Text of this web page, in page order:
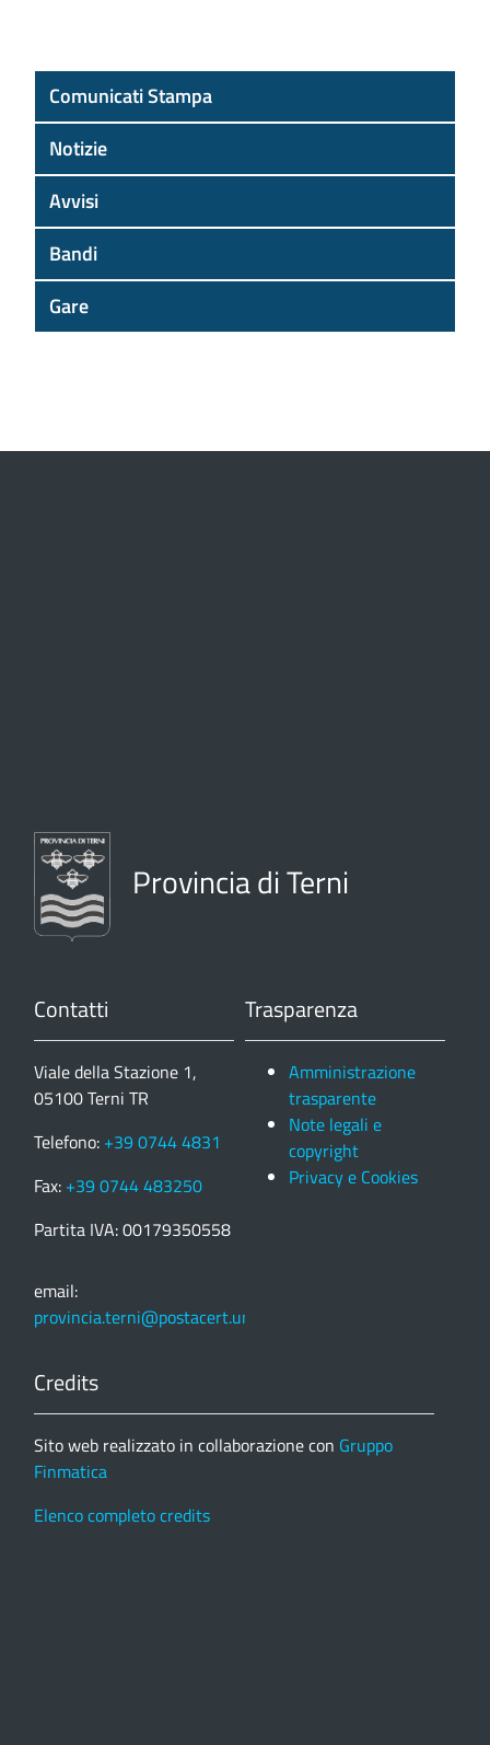
Comunicati Stampa
Notizie
Avvisi
Bandi
Gare
Provincia di Terni
Contatti
Viale della Stazione 1,
05100 Terni TR
Telefono: +39 0744 4831
Fax: +39 0744 483250
Partita IVA: 00179350558
email:
provincia.terni@postacert.umbria.it
Trasparenza
Amministrazione
trasparente
Note legali e
copyright
Privacy e Cookies
Credits
Sito web realizzato in collaborazione con Gruppo
Finmatica
Elenco completo credits